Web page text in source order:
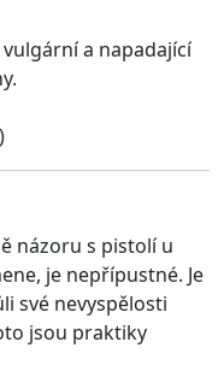
a napadající
názoru s pistolí u
je nepřípustné. Je
své nevyspělosti
jsou praktiky